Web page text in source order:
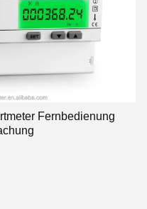
Fernbedienung